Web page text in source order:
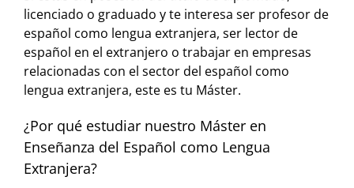
licenciado o graduado y te interesa ser profesor de
español como lengua extranjera, ser lector de
español en el extranjero o trabajar en empresas
relacionadas con el sector del español como
lengua extranjera, este es tu Máster.
¿Por qué estudiar nuestro Máster en
Enseñanza del Español como Lengua
Extranjera?